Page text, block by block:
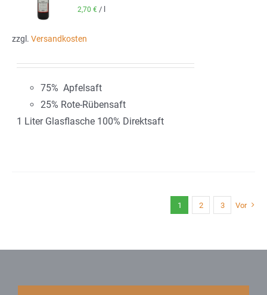
2,70€ /
zzgl. Versandkosten
75% Apfelsaft
25% Rote-Rübensaft
1 Liter Glasflasche 100% Direktsaft
1 2 3 Vor